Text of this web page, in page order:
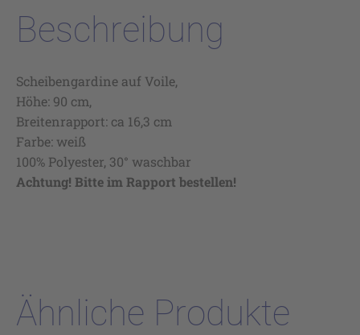
Beschreibung
Scheibengardine auf Voile,
Höhe: 90 cm,
Breitenrapport: ca 16,3 cm
Farbe: weiß
100% Polyester, 30° waschbar
Achtung! Bitte im Rapport bestellen!
Ähnliche Produkte